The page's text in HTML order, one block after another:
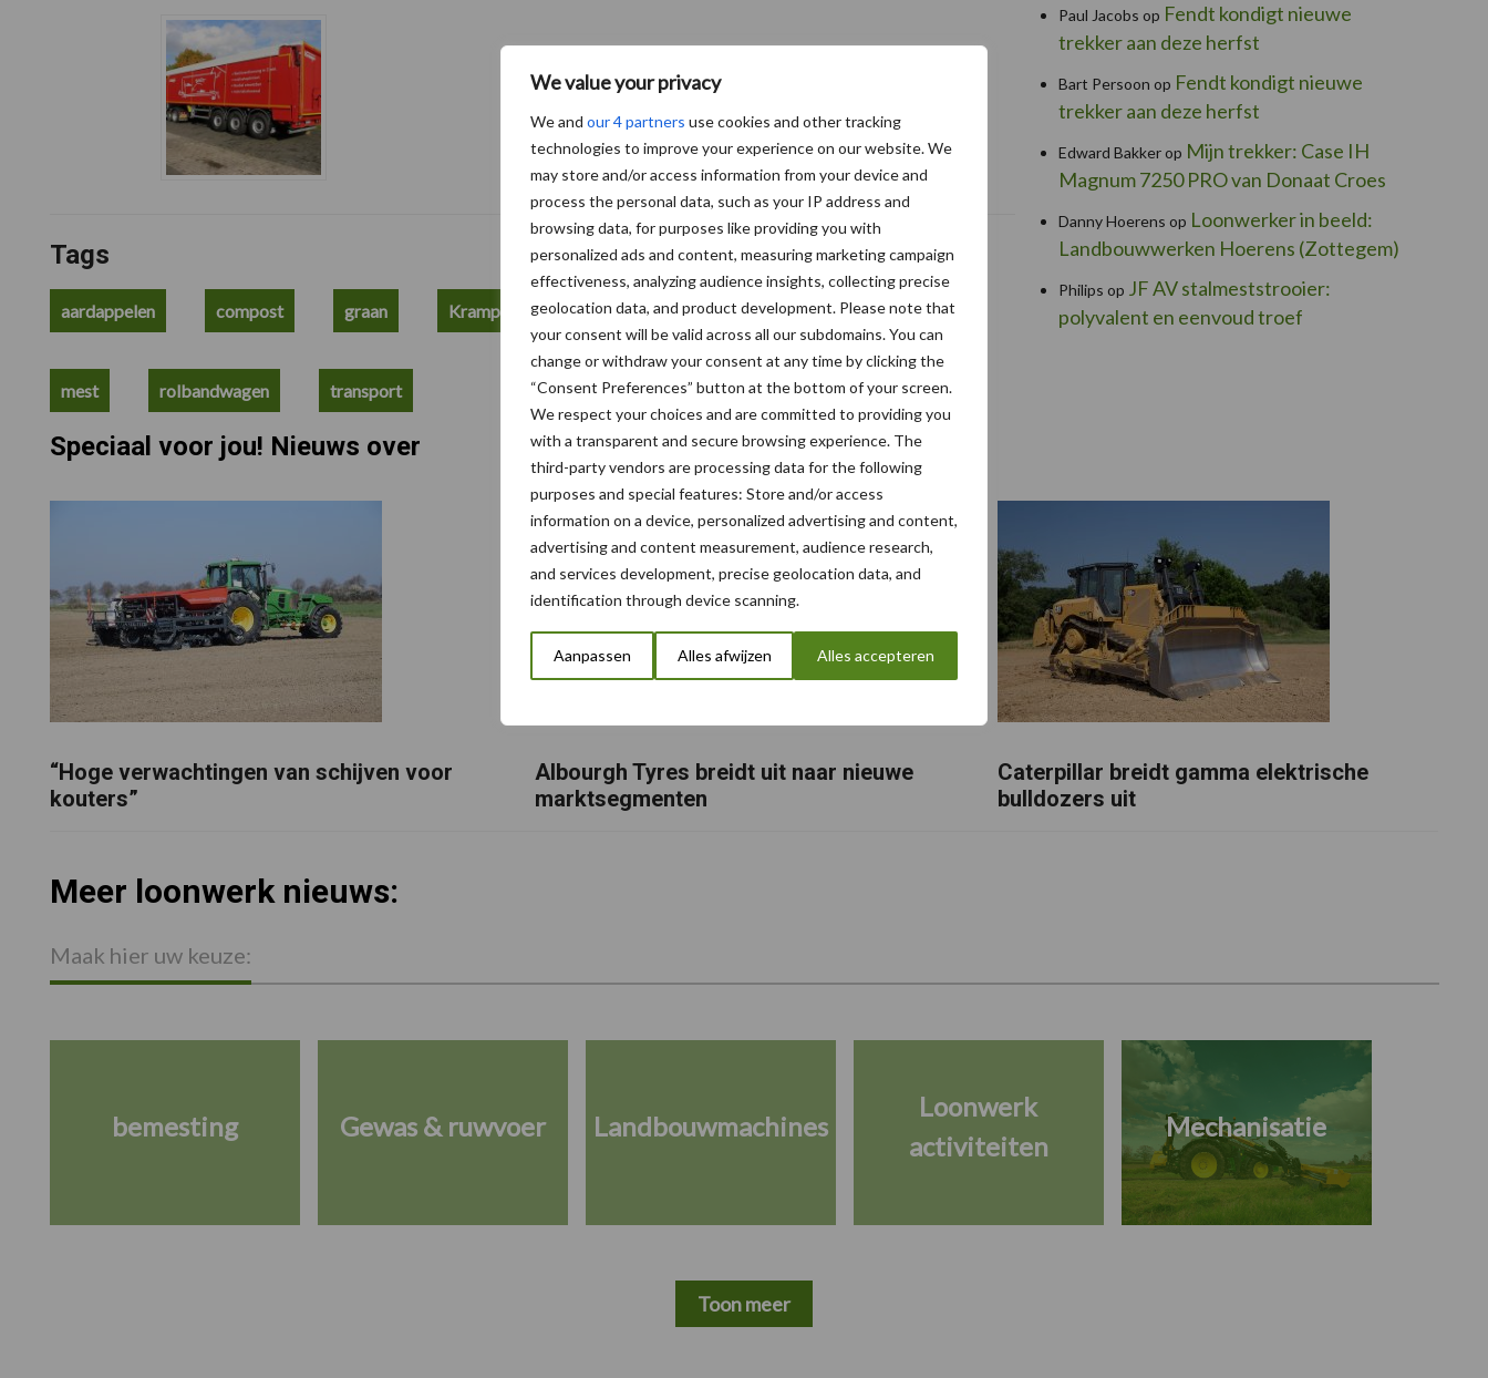
We value your privacy
We and our 4 partners use cookies and other tracking
technologies to improve your experience on our website. We
may store and/or access information from your device and
process the personal data, such as your IP address and
browsing data, for purposes like providing you with
personalized ads and content, measuring marketing campaign
effectiveness, analyzing audience insights, collecting precise
geolocation data, and product development. Please note that
your consent will be valid across all our subdomains. You can
change or withdraw your consent at any time by clicking the
“Consent Preferences” button at the bottom of your screen.
We respect your choices and are committed to providing you
with a transparent and secure browsing experience. The
third-party vendors are processing data for the following
purposes and special features: Store and/or access
information on a device, personalized advertising and content,
advertising and content measurement, audience research,
and services development, precise geolocation data, and
identification through device scanning.
Aanpassen Alles afwijzen Alles accepteren
Tags
aardappelen compost graan Krampe logistiek losbandwagen mais
mest rolbandwagen transport
Paul Jacobs op Fendt kondigt nieuwe
trekker aan deze herfst
Bart Persoon op Fendt kondigt nieuwe
trekker aan deze herfst
Edward Bakkerop Mijn trekker: Case IH
Magnum 7250 PRO van Donaat Croes
Danny Hoerens op Loonwerker in beeld:
Landbouwwerken Hoerens (Zottegem)
Philips op JF AV stalmeststrooier:
polyvalent en eenvoud troef
Speciaal voor jou! Nieuws over
“Hoge verwachtingen van schijven voor
kouters”
Albourgh Tyres breidt uit naar nieuwe
marktsegmenten
Caterpillar breidt gamma elektrische
bulldozers uit
Meer loonwerk nieuws:
Maak hier uw keuze:
bemesting Gewas & ruwvoer Landbouwmachines
Loonwerk
activiteiten
Mechanisatie
Toon meer